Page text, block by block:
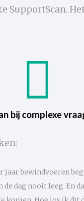
SupportScan.
bij complexe
jaar bewindvoeren
dag nooit leeg. En